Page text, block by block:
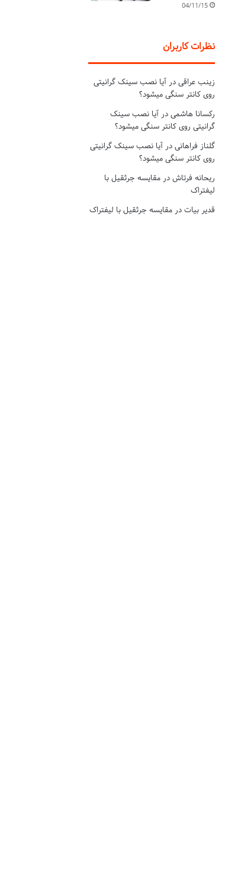
04/11/15
نظرات کاربران
زینب عراقیدر آیا نصب سینک گرانیتی
روی کانتر سنگی میشود؟
رکسانا هاشمیدر آیا نصب سینک
گرانیتی روی کانتر سنگی میشود؟
گلناز فراهانیدر آیا نصب سینک گرانیتی
روی کانتر سنگی میشود؟
ریحانه فرتاشدر مقایسه جرثقیل با
لیفتراک
قدیر بیاتدر مقایسه جرثقیل با لیفتراک